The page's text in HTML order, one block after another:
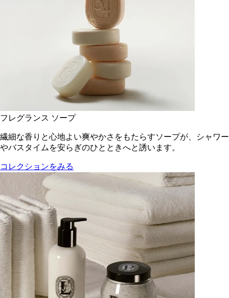
フレグランス ソープ
繊細な香りと心地よい爽やかさをもたらすソープが、シャワー
やバスタイムを安らぎのひとときへと誘います。
コレクションをみる